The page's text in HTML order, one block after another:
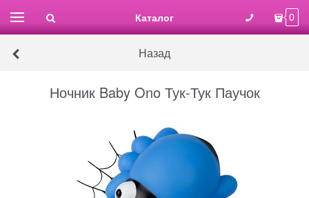
Каталог 0
Назад
Ночник Baby Ono Тук-Тук Паучок